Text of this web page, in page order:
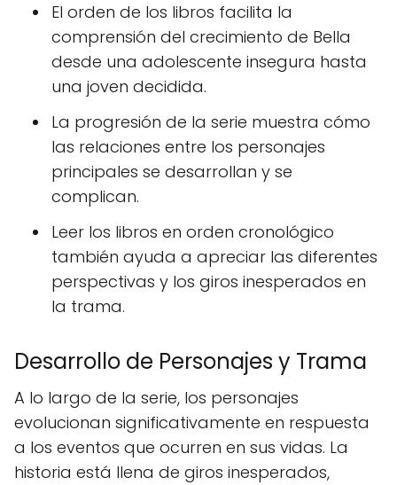
El orden de los libros facilita la
comprensión del crecimiento de Bella
desde una adolescente insegura hasta
una joven decidida.
La progresión de la serie muestra cómo
las relaciones entre los personajes
principales se desarrollan y se
complican.
Leer los libros en orden cronológico
también ayuda a apreciar las diferentes
perspectivas y los giros inesperados en
la trama.
Desarrollo de Personajes y Trama
A lo largo de la serie, los personajes
evolucionan significativamente en respuesta
a los eventos que ocurren en sus vidas. La
historia está llena de giros inesperados,